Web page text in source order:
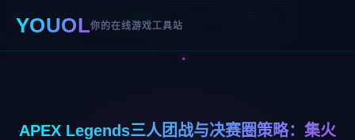
YOUOL你的在线游戏工具站
首页 › APEX Legends 攻略 › 三人团战与决赛圈策略
APEX Legends三人团战与决赛圈策略：集火